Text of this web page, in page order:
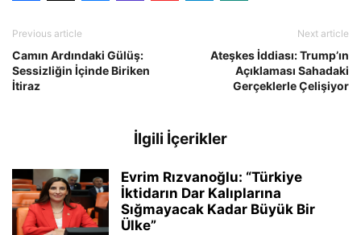
Previous article
Camın Ardındaki Gülüş:
Sessizliğin İçinde Biriken
İtiraz
Next article
Ateşkes İddiası: Trump’ın
Açıklaması Sahadaki
Gerçeklerle Çelişiyor
İlgili İçerikler
Evrim Rızvanoğlu: “Türkiye
İktidarın Dar Kalıplarına
Sığmayacak Kadar Büyük Bir
Ülke”